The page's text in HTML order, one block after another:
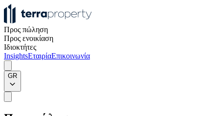
Προς πώληση
Προς ενοικίαση
Ιδιοκτήτες
InsightsΕταιρίαΕπικοινωνία
GR